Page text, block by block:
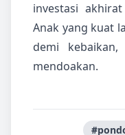
investasi
Anak yang kuat
demi
mendoakan.